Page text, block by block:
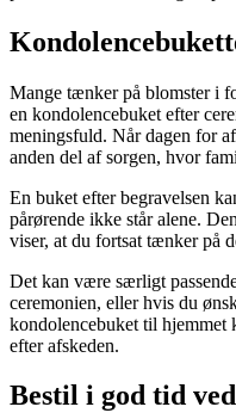
Mange tænker på blomster i
en kondolencebuket efter
meningsfuld. Når dagen for
anden del af sorgen, hvor
En buket efter begravelsen
pårørende ikke står alene.
viser, at du fortsat tænker på
Det kan være særligt
ceremonien, eller hvis du
kondolencebuket til
efter afskeden.
Bestil i god tid